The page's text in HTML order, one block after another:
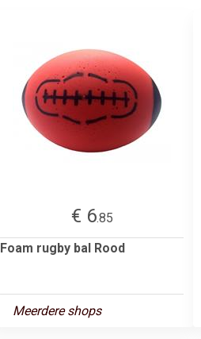
€ 6.85
Foam rugby bal Rood
Meerdere shops